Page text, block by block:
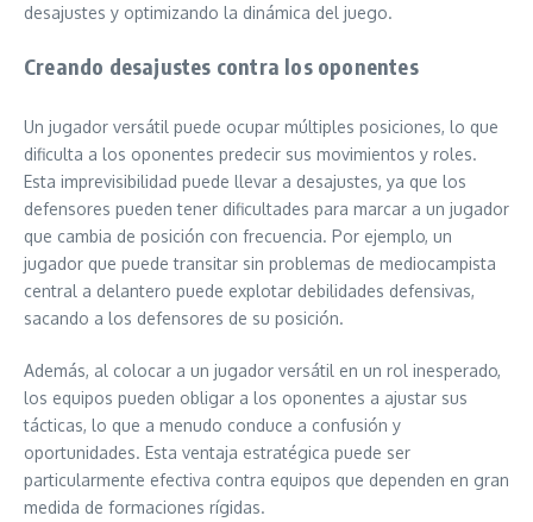
desajustes y optimizando la dinámica del juego.
Creando desajustes contra los oponentes
Un jugador versátil puede ocupar múltiples posiciones, lo que
dificulta a los oponentes predecir sus movimientos y roles.
Esta imprevisibilidad puede llevar a desajustes, ya que los
defensores pueden tener dificultades para marcar a un jugador
que cambia de posición con frecuencia. Por ejemplo, un
jugador que puede transitar sin problemas de mediocampista
central a delantero puede explotar debilidades defensivas,
sacando a los defensores de su posición.
Además, al colocar a un jugador versátil en un rol inesperado,
los equipos pueden obligar a los oponentes a ajustar sus
tácticas, lo que a menudo conduce a confusión y
oportunidades. Esta ventaja estratégica puede ser
particularmente efectiva contra equipos que dependen en gran
medida de formaciones rígidas.